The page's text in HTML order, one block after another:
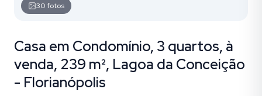
30fotos
Casa em Condomínio, 3 quartos, à
venda, 239 m², Lagoa da Conceição
- Florianópolis